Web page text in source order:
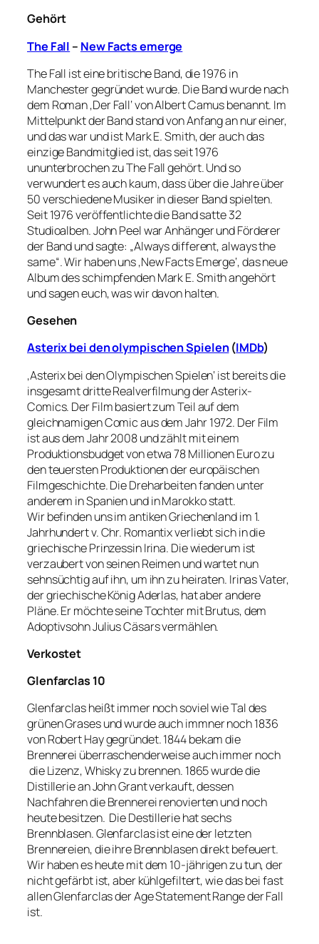
Gehört
The Fall – New Facts emerge
The Fall ist eine britische Band, die 1976 in
Manchester gegründet wurde. Die Band wurde nach
dem Roman ‚Der Fall‘ von Albert Camus benannt. Im
Mittelpunkt der Band stand von Anfang an nur einer,
und das war und ist Mark E. Smith, der auch das
einzige Bandmitglied ist, das seit 1976
ununterbrochen zu The Fall gehört. Und so
verwundert es auch kaum, dass über die Jahre über
50 verschiedene Musiker in dieser Band spielten.
Seit 1976 veröffentlichte die Band satte 32
Studioalben. John Peel war Anhänger und Förderer
der Band und sagte: „Always different, always the
same“. Wir haben uns ‚New Facts Emerge‘, das neue
Album des schimpfenden Mark E. Smith angehört
und sagen euch, was wir davon halten.
Gesehen
Asterix bei den olympischen Spielen(IMDb)
‚Asterix bei den Olympischen Spielen‘ ist bereits die
insgesamt dritte Realverfilmung der Asterix-
Comics. Der Film basiert zum Teil auf dem
gleichnamigen Comic aus dem Jahr 1972. Der Film
ist aus dem Jahr 2008 und zählt mit einem
Produktionsbudget von etwa 78 Millionen Euro zu
den teuersten Produktionen der europäischen
Filmgeschichte. Die Dreharbeiten fanden unter
anderem in Spanien und in Marokko statt.
Wir befinden uns im antiken Griechenland im 1.
Jahrhundert v. Chr. Romantix verliebt sich in die
griechische Prinzessin Irina. Die wiederum ist
verzaubert von seinen Reimen und wartet nun
sehnsüchtig auf ihn, um ihn zu heiraten. Irinas Vater,
der griechische König Aderlas, hat aber andere
Pläne. Er möchte seine Tochter mit Brutus, dem
Adoptivsohn Julius Cäsars vermählen.
Verkostet
Glenfarclas 10
Glenfarclas heißt immer noch soviel wie Tal des
grünen Grases und wurde auch immner noch 1836
von Robert Hay gegründet. 1844 bekam die
Brennerei überraschenderweise auch immer noch
die Lizenz, Whisky zu brennen. 1865 wurde die
Distillerie an John Grant verkauft, dessen
Nachfahren die Brennerei renovierten und noch
heute besitzen. Die Destillerie hat sechs
Brennblasen. Glenfarclas ist eine der letzten
Brennereien, die ihre Brennblasen direkt befeuert.
Wir haben es heute mit dem 10-jährigen zu tun, der
nicht gefärbt ist, aber kühlgefiltert, wie das bei fast
allen Glenfarclas der Age Statement Range der Fall
ist.